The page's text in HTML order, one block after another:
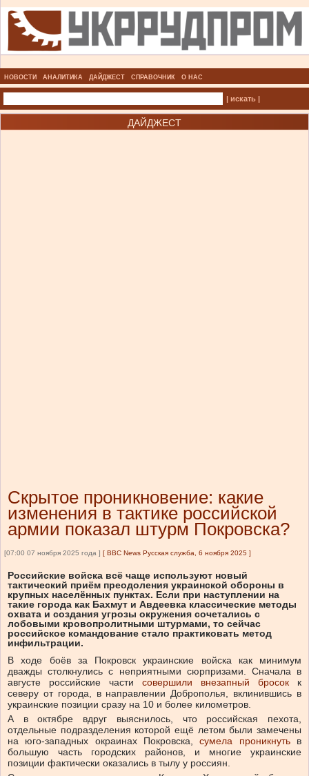
НОВОСТИ АНАЛИТИКА ДАЙДЖЕСТ СПРАВОЧНИК О НАС
| искать |
ДАЙДЖЕСТ
Скрытое проникновение: какие
изменения в тактике российской
армии показал штурм Покровска?
[07:00 07 ноября 2025 года ] [ BBC News Русская служба, 6 ноября 2025 ]
Российские войска всё чаще используют новый
тактический приём преодоления украинской обороны в
крупных населённых пунктах. Если при наступлении на
такие города как Бахмут и Авдеевка классические методы
охвата и создания угрозы окружения сочетались с
лобовыми кровопролитными штурмами, то сейчас
российское командование стало практиковать метод
инфильтрации.
В ходе боёв за Покровск украинские войска как минимум
дважды столкнулись с неприятными сюрпризами. Сначала в
августе российские части совершили внезапный бросок к
северу от города, в направлении Доброполья, вклинившись в
украинские позиции сразу на 10 и более километров.
А в октябре вдруг выяснилось, что российская пехота,
отдельные подразделения которой ещё летом были замечены
на юго-западных окраинах Покровска,сумела проникнутьв
большую часть городских районов, и многие украинские
позиции фактически оказались в тылу у россиян.